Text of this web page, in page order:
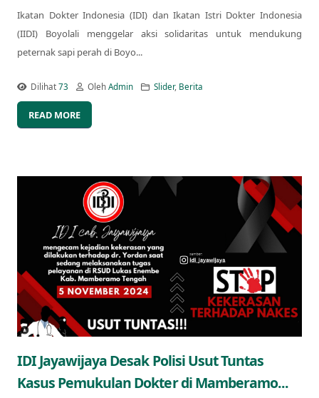
Ikatan Dokter Indonesia (IDI) dan Ikatan Istri Dokter Indonesia
(IIDI) Boyolali menggelar aksi solidaritas untuk mendukung
peternak sapi perah di Boyo...
Dilihat73 OlehAdmin Slider, Berita
READ MORE
IDI Jayawijaya Desak Polisi Usut Tuntas
Kasus Pemukulan Dokter di Mamberamo...